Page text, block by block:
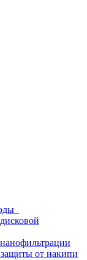
защиты от накипи